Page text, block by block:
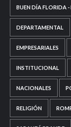
BUEN DÍA FLORIDA -
DEPARTAMENTAL
EMPRESARIALES
INSTITUCIONAL
NACIONALES
RELIGIÓN